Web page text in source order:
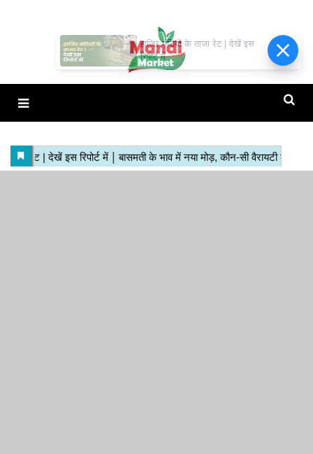
हाजिर मंडियों के ताजा रेट | देखें इस
रिपोर्ट में